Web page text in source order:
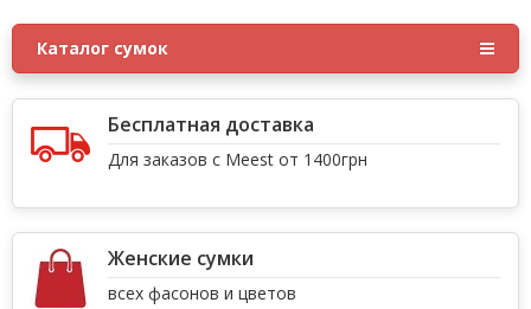
Каталог сумок
Бесплатная доставка
Для заказов с Meest от 1400грн
Женские сумки
всех фасонов и цветов